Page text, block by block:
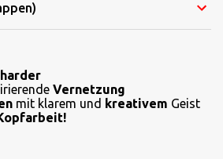
Vernetzung
mit klarem und kreativem Geist